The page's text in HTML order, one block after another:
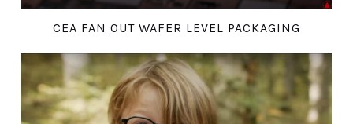
CEA FAN OUT WAFER LEVEL PACKAGING